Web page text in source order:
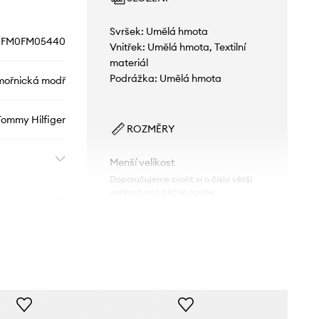
FM0FM05440
modř
Hilfiger
Svršek: Umělá hmota
Vnitřek: Umělá hmota, Textilní
materiál
Podrážka: Umělá hmota
ROZMĚRY
Menší velikost
Doporučujeme zvolit si o číslo větší